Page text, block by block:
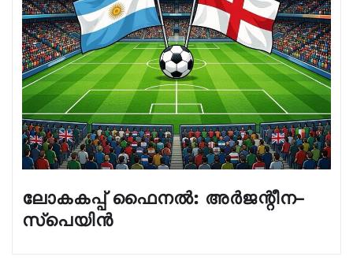
ലോകകപ്പ് ഫൈനൽ: അർജന്റീന–
സ്പെയിൻ